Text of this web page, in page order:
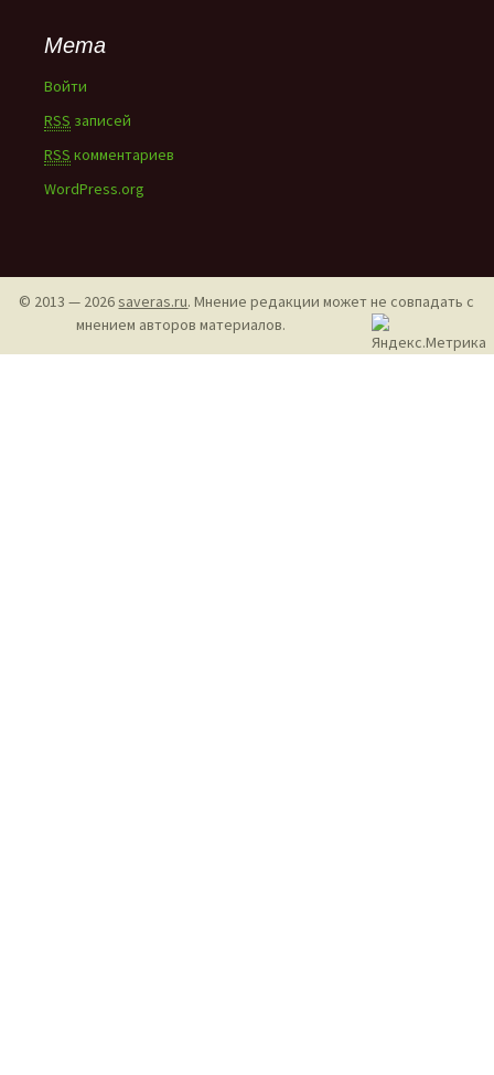
Мета
Войти
RSS записей
RSS комментариев
WordPress.org
© 2013 — 2026saveras.ru. Мнение редакции может не совпадать с
мнением авторов материалов.